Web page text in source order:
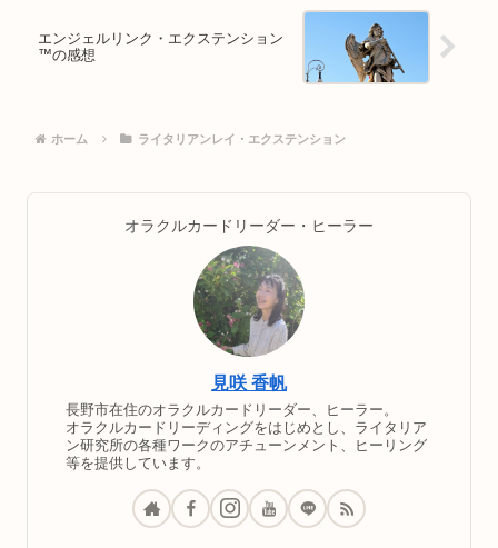
エンジェルリンク・エクステンション
™の感想
ホーム ライタリアンレイ・エクステンション
オラクルカードリーダー・ヒーラー
見咲 香帆
長野市在住のオラクルカードリーダー、ヒーラー。
オラクルカードリーディングをはじめとし、ライタリア
ン研究所の各種ワークのアチューンメント、ヒーリング
等を提供しています。